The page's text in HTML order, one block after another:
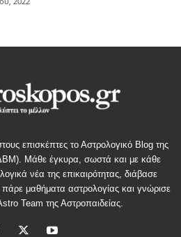
επισκέπτες το Αστρολογικό Blog της
Μάθε έγκυρα, σωστά και με κάθε
νέα της επικαιρότητας, διάβασε
μαθήματα αστρολογίας και γνώρισε
Team της Αστροπαιδείας.